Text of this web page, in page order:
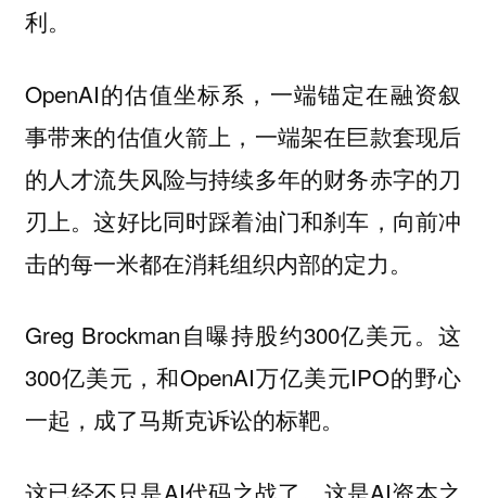
利。
OpenAI的估值坐标系，一端锚定在融资叙
事带来的估值火箭上，一端架在巨款套现后
的人才流失风险与持续多年的财务赤字的刀
刃上。这好比同时踩着油门和刹车，向前冲
击的每一米都在消耗组织内部的定力。
Greg Brockman自曝持股约300亿美元。这
300亿美元，和OpenAI万亿美元IPO的野心
一起，成了马斯克诉讼的标靶。
这已经不只是AI代码之战了。这是AI资本之